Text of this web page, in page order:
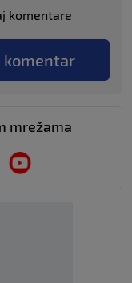
komentare
komentar
mrežama